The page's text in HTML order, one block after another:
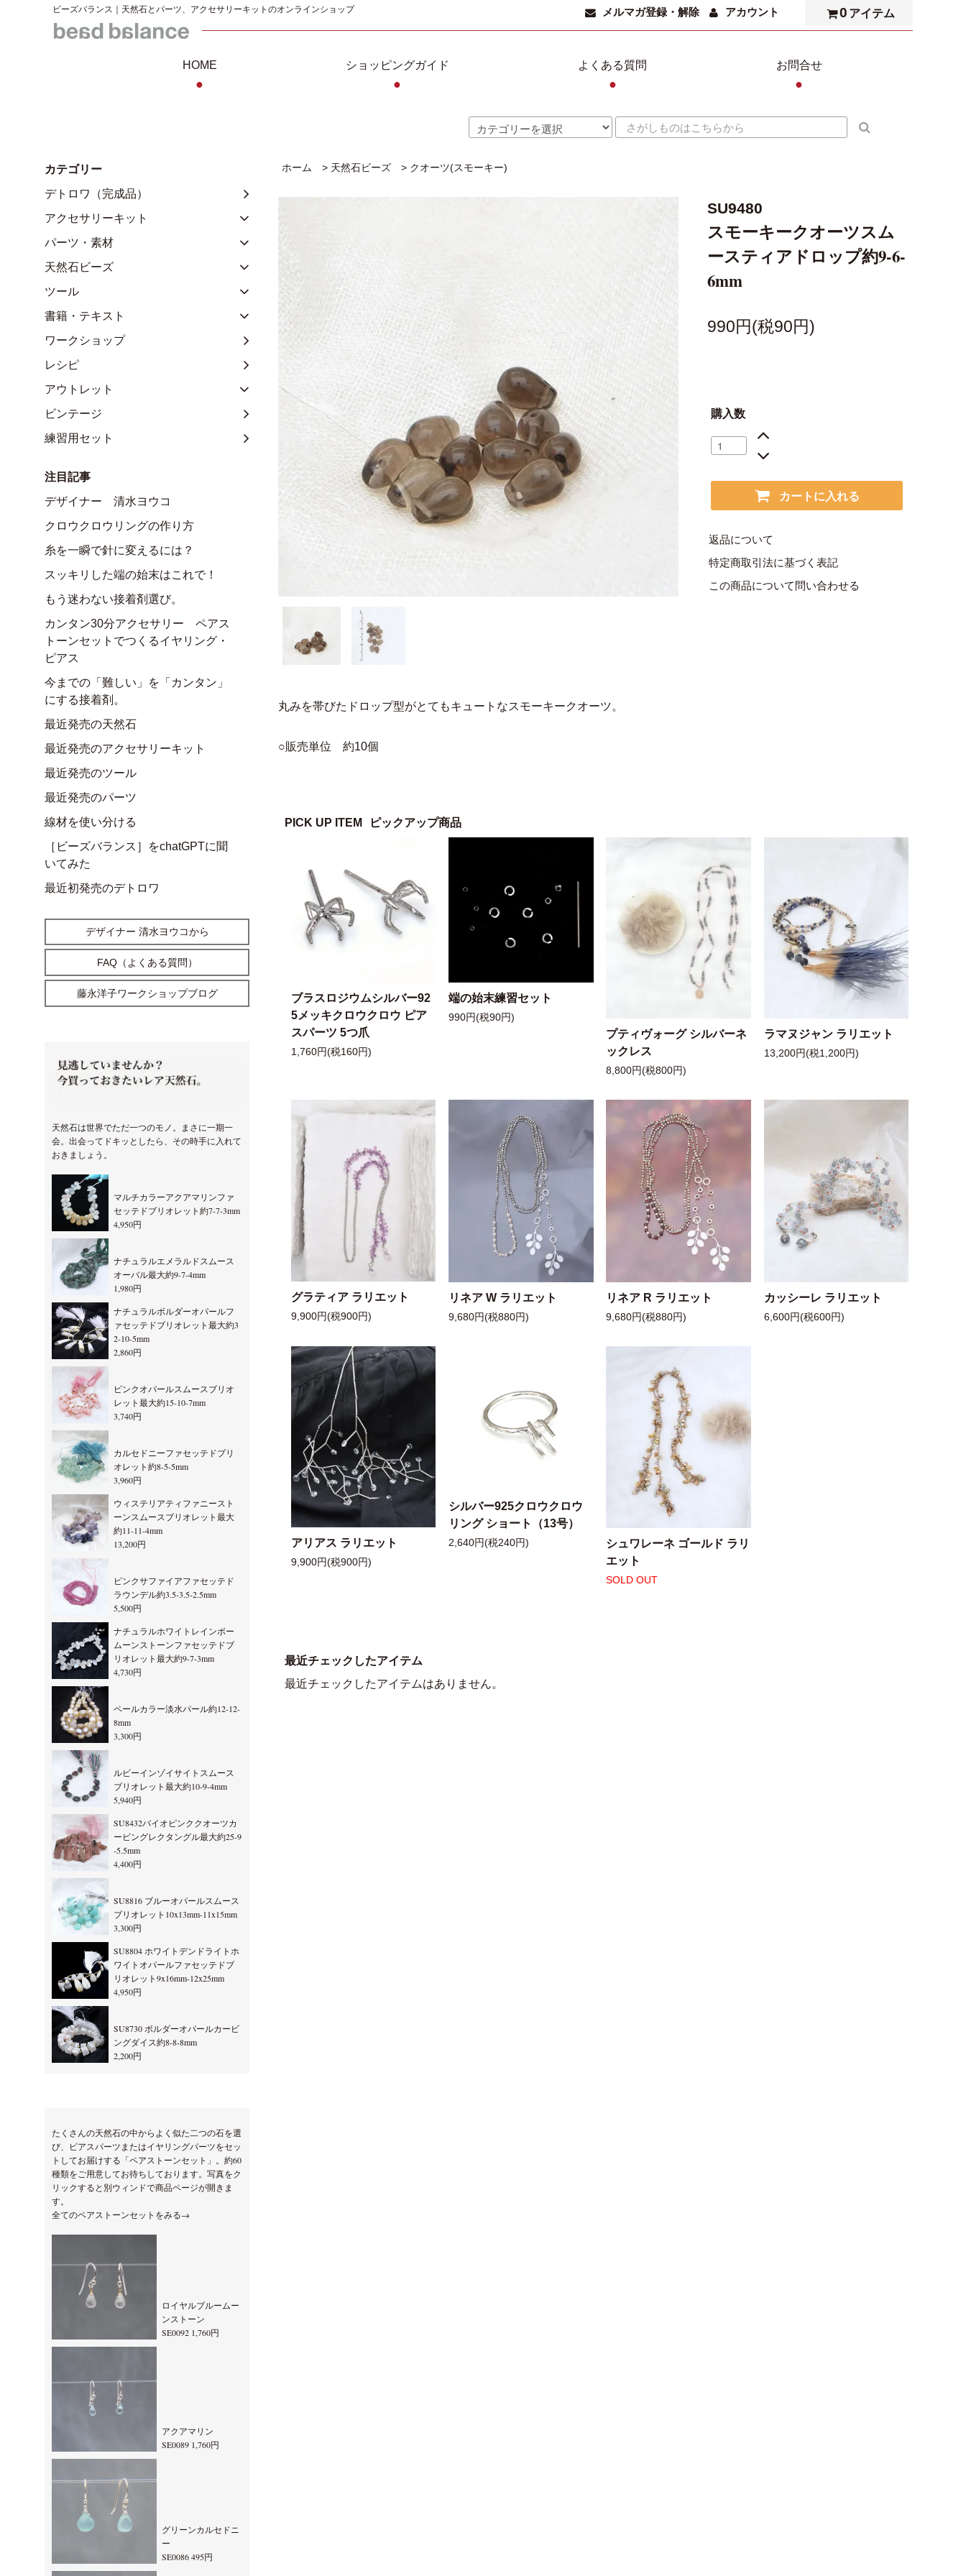
ビーズバランス｜天然石とパーツ、アクセサリーキットのオンラインショップ メルマガ登録・解除 アカウント 0 アイテム
HOME
●
ショッピングガイド
●
よくある質問
●
お問合せ
●
ホーム > 天然石ビーズ > クオーツ(スモーキー)
SU9480
スモーキークオーツスム
ースティアドロップ約9-6-
6mm
990円(税90円)
購入数
カートに入れる
返品について
特定商取引法に基づく表記
この商品について問い合わせる
丸みを帯びたドロップ型がとてもキュートなスモーキークオーツ。
○販売単位 約10個
PICK UP ITEM ピックアップ商品
ブラスロジウムシルバー92
5メッキクロウクロウ ピア
スパーツ 5つ爪
1,760円(税160円)
端の始末練習セット
990円(税90円)
プティヴォーグ シルバーネ
ックレス
8,800円(税800円)
ラマヌジャン ラリエット
13,200円(税1,200円)
グラティア ラリエット
9,900円(税900円)
リネア W ラリエット
9,680円(税880円)
リネア R ラリエット
9,680円(税880円)
カッシーレ ラリエット
6,600円(税600円)
アリアス ラリエット
9,900円(税900円)
シルバー925クロウクロウ
リング ショート（13号）
2,640円(税240円)
シュワレーネ ゴールド ラリ
エット
SOLD OUT
最近チェックしたアイテム
最近チェックしたアイテムはありません。
カテゴリー
デトロワ（完成品）
アクセサリーキット
パーツ・素材
天然石ビーズ
ツール
書籍・テキスト
ワークショップ
レシピ
アウトレット
ビンテージ
練習用セット
注目記事
デザイナー 清水ヨウコ
クロウクロウリングの作り方
糸を一瞬で針に変えるには？
スッキリした端の始末はこれで！
もう迷わない接着剤選び。
カンタン30分アクセサリー ペアス
トーンセットでつくるイヤリング・
ピアス
今までの「難しい」を「カンタン」
にする接着剤。
最近発売の天然石
最近発売のアクセサリーキット
最近発売のツール
最近発売のパーツ
線材を使い分ける
［ビーズバランス］をchatGPTに聞
いてみた
最近初発売のデトロワ
デザイナー 清水ヨウコから
FAQ（よくある質問）
藤永洋子ワークショップブログ
天然石は世界でただ一つのモノ。まさに一期一
会。出会ってドキッとしたら、その時手に入れて
おきましょう。
マルチカラーアクアマリンファ
セッテドブリオレット約7-7-3mm
4,950円
ナチュラルエメラルドスムース
オーバル最大約9-7-4mm
1,980円
ナチュラルボルダーオパールフ
ァセッテドブリオレット最大約3
2-10-5mm
2,860円
ピンクオパールスムースブリオ
レット最大約15-10-7mm
3,740円
カルセドニーファセッテドブリ
オレット約8-5-5mm
3,960円
ウィステリアティファニースト
ーンスムースブリオレット最大
約11-11-4mm
13,200円
ピンクサファイアファセッテド
ラウンデル約3.5-3.5-2.5mm
5,500円
ナチュラルホワイトレインボー
ムーンストーンファセッテドブ
リオレット最大約9-7-3mm
4,730円
ペールカラー淡水パール約12-12-
8mm
3,300円
ルビーインゾイサイトスムース
ブリオレット最大約10-9-4mm
5,940円
SU8432バイオピンククオーツカ
ービングレクタングル最大約25-9
-5.5mm
4,400円
SU8816 ブルーオパールスムース
ブリオレット10x13mm-11x15mm
3,300円
SU8804 ホワイトデンドライトホ
ワイトオパールファセッテドブ
リオレット9x16mm-12x25mm
4,950円
SU8730 ボルダーオパールカービ
ングダイス約8-8-8mm
2,200円
たくさんの天然石の中からよく似た二つの石を選
び、ピアスパーツまたはイヤリングパーツをセッ
トしてお届けする「ペアストーンセット」。約60
種類をご用意してお待ちしております。写真をク
リックすると別ウィンドで商品ページが開きま
す。
全てのペアストーンセットをみる→
ロイヤルブルームー
ンストーン
SE0092 1,760円
アクアマリン
SE0089 1,760円
グリーンカルセドニ
ー
SE0086 495円